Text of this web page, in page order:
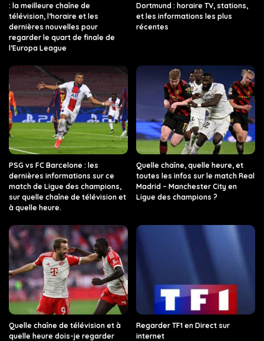
: la meilleure chaîne de
télévision, l’horaire et les
dernières nouvelles pour
regarder le quart de finale de
l’Europa League
Dortmund : horaire TV, stations,
et les informations les plus
récentes
PSG vs FC Barcelone : les
dernières informations sur ce
match de Ligue des champions,
sur quelle chaîne de télévision et
à quelle heure.
Quelle chaîne, quelle heure, et
toutes les infos sur le match Real
Madrid – Manchester City en
Ligue des champions ?
Quelle chaîne de télévision et à
quelle heure dois-je regarder
Regarder TF1 en Direct sur
internet